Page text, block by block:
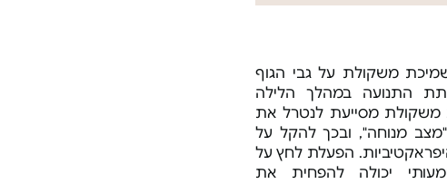
משקולת על גבי הגוף
התנועה במהלך הלילה
משקולת מסייעת לנטרל את
מנוחה", ובכך להקל על
הפעלת לחץ על
יכולה להפחית את